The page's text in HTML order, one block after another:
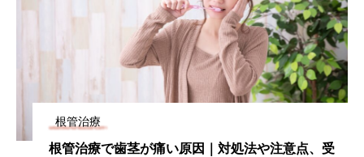
根管治療
根管治療で歯茎が痛い原因｜対処法や注意点、受